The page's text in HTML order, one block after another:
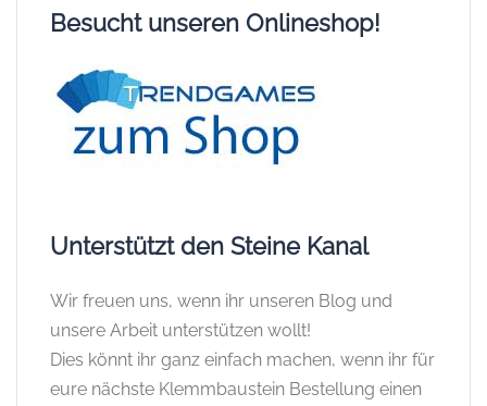
Besucht unseren Onlineshop!
Unterstützt den Steine Kanal
Wir freuen uns, wenn ihr unseren Blog und
unsere Arbeit unterstützen wollt!
Dies könnt ihr ganz einfach machen, wenn ihr für
eure nächste Klemmbaustein Bestellung einen